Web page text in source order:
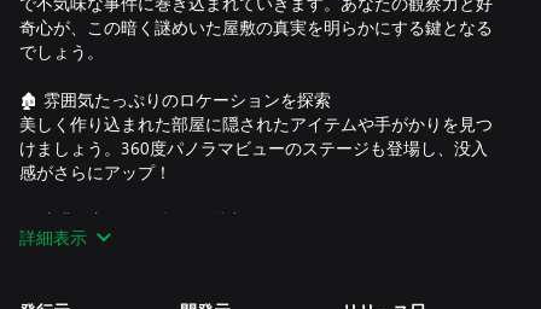
奇心が、この暗く謎めいた屋敷の真実を明らかにする鍵となる
でしょう。
🏚️ 雰囲気たっぷりのロケーションを探索
美しく作り込まれた部屋に隠されたアイテムや手がかりを見つ
けましょう。360度パノラマビューのステージも登場し、没入
感がさらにアップ！
📜 古典を新たに解釈した魅力的なストーリー
名作をベースにした物語が、創造的に再構成され、さらにドラ
詳細表示